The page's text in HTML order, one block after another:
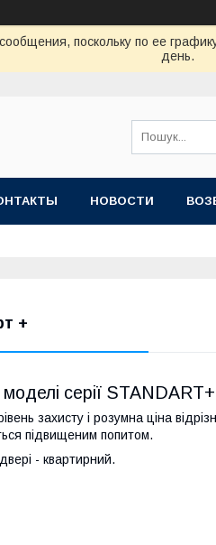
поскольку по ее
день.
НОВОСТИ
+
серії STANDART+
захисту і розумна ціна
підвищеним попитом.
- квартирний.